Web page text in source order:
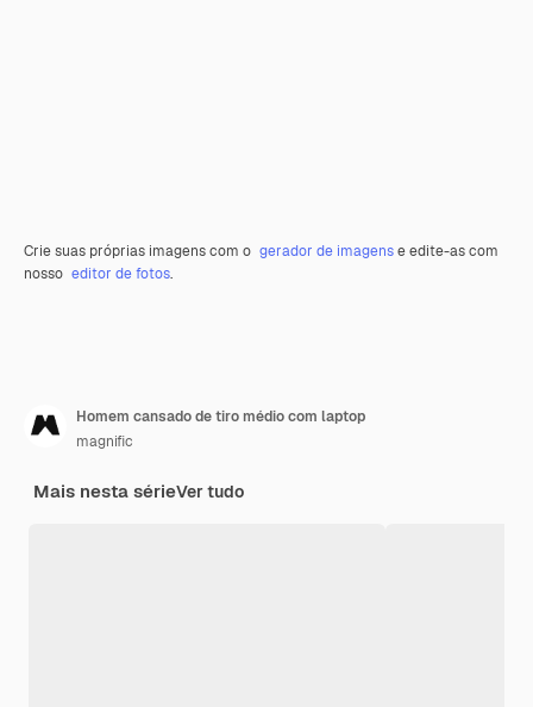
Crie suas próprias imagens com o gerador de imagense edite-as com
nosso editor de fotos.
Homem cansado de tiro médio com laptop
magnific
Mais nesta sérieVer tudo